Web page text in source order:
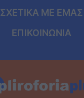
ΣΧΕΤΙΚΑ ΜΕ ΕΜΑΣ
ΕΠΙΚΟΙΝΩΝΙΑ